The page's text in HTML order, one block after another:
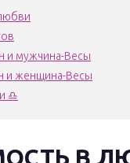
и мужчина-Весы
и женщина-Весы
♎
В